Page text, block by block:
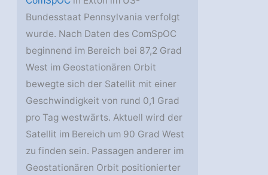
Bundesstaat Pennsylvania verfolgt
wurde. Nach Daten des ComSpOC
beginnend im Bereich bei 87,2 Grad
West im Geostationären Orbit
bewegte sich der Satellit mit einer
Geschwindigkeit von rund 0,1 Grad
pro Tag westwärts. Aktuell wird der
Satellit im Bereich um 90 Grad West
zu finden sein. Passagen anderer im
Geostationären Orbit positionierter